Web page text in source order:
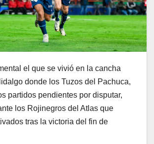
el que se vivió en la cancha
donde los Tuzos del Pachuca,
partidos pendientes por disputar,
los Rojinegros del Atlas que
tras la victoria del fin de